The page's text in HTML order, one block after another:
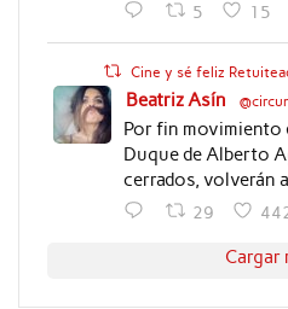
5 15
Cine y sé feliz
Beatriz Asín
Por fin movimiento
Duque de Alberto
cerrados, volverán
29
Cargar